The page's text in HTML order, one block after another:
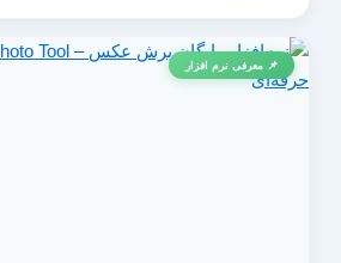
📌 معرفی نرم افزار